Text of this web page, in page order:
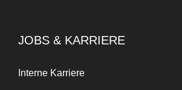
JOBS & KARRIERE
Interne Karriere